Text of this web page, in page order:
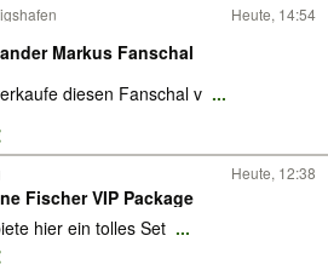
Heute, 14:54
Markus Fanschal
diesen Fanschal v ...
Heute, 12:38
Fischer VIP Package
hier ein tolles Set ...